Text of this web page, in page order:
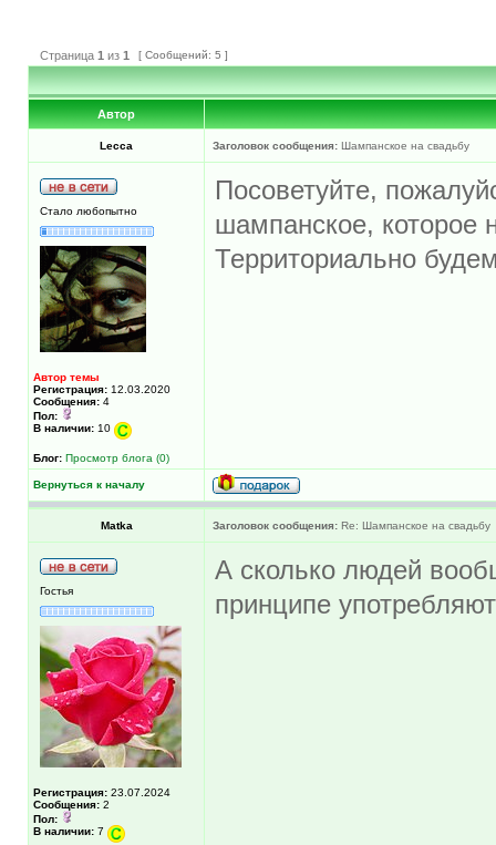
Страница 1 из 1 [ Сообщений: 5 ]
Автор
Lecca Заголовок сообщения: Шампанское на свадьбу
Стало любопытно
Автор темы
Регистрация: 12.03.2020
Сообщения: 4
Пол:
В наличии: 10
Блог: Просмотр блога (0)
Посоветуйте,
шампанское, которое
Территориально
Вернуться к началу
Matka Заголовок сообщения: Re: Шампанское на свадьбу
Гостья
Регистрация: 23.07.2024
Сообщения: 2
Пол:
В наличии: 7
А сколько людей
принципе